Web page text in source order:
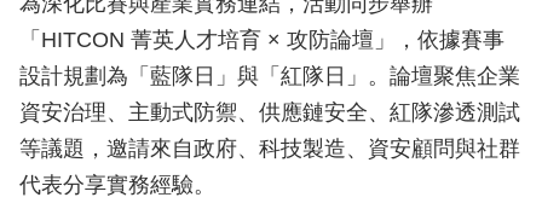
「HITCON 菁英人才培育 × 攻防論壇」，依據賽事
設計規劃為「藍隊日」與「紅隊日」。論壇聚焦企業
資安治理、主動式防禦、供應鏈安全、紅隊滲透測試
等議題，邀請來自政府、科技製造、資安顧問與社群
代表分享實務經驗。